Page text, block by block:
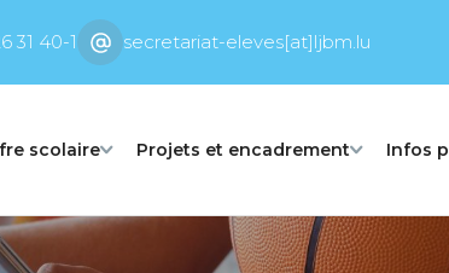
31 40-1 secretariat-eleves[at]ljbm.lu
scolaire Projets et encadrement Infos